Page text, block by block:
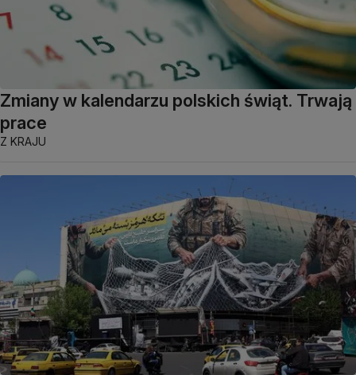
Zmiany w kalendarzu polskich świąt. Trwają
prace
Z KRAJU